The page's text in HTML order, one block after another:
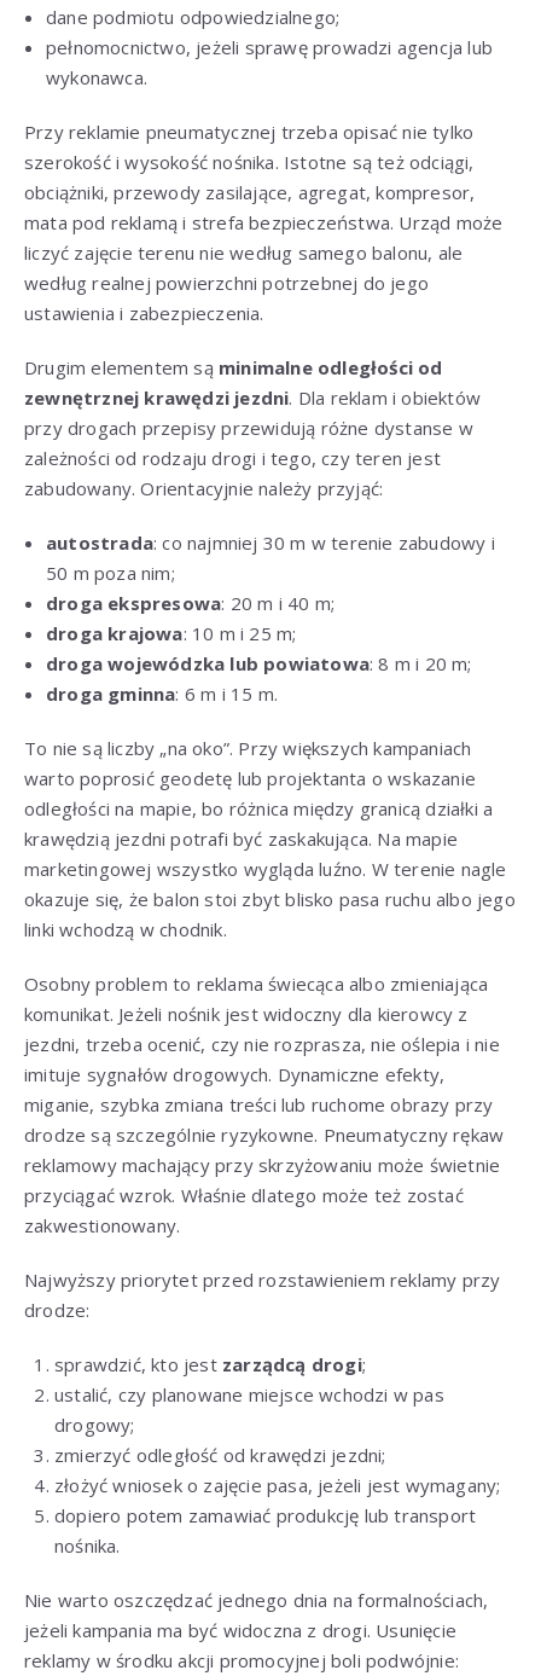
dane podmiotu odpowiedzialnego;
pełnomocnictwo, jeżeli sprawę prowadzi agencja lub
wykonawca.
Przy reklamie pneumatycznej trzeba opisać nie tylko
szerokość i wysokość nośnika. Istotne są też odciągi,
obciążniki, przewody zasilające, agregat, kompresor,
mata pod reklamą i strefa bezpieczeństwa. Urząd może
liczyć zajęcie terenu nie według samego balonu, ale
według realnej powierzchni potrzebnej do jego
ustawienia i zabezpieczenia.
Drugim elementem są minimalne odległości od
zewnętrznej krawędzi jezdni. Dla reklam i obiektów
przy drogach przepisy przewidują różne dystanse w
zależności od rodzaju drogi i tego, czy teren jest
zabudowany. Orientacyjnie należy przyjąć:
autostrada: co najmniej 30 m w terenie zabudowy i
50 m poza nim;
droga ekspresowa: 20 m i 40 m;
droga krajowa: 10 m i 25 m;
droga wojewódzka lub powiatowa: 8 m i 20 m;
droga gminna: 6 m i 15 m.
To nie są liczby „na oko”. Przy większych kampaniach
warto poprosić geodetę lub projektanta o wskazanie
odległości na mapie, bo różnica między granicą działki a
krawędzią jezdni potrafi być zaskakująca. Na mapie
marketingowej wszystko wygląda luźno. W terenie nagle
okazuje się, że balon stoi zbyt blisko pasa ruchu albo jego
linki wchodzą w chodnik.
Osobny problem to reklama świecąca albo zmieniająca
komunikat. Jeżeli nośnik jest widoczny dla kierowcy z
jezdni, trzeba ocenić, czy nie rozprasza, nie oślepia i nie
imituje sygnałów drogowych. Dynamiczne efekty,
miganie, szybka zmiana treści lub ruchome obrazy przy
drodze są szczególnie ryzykowne. Pneumatyczny rękaw
reklamowy machający przy skrzyżowaniu może świetnie
przyciągać wzrok. Właśnie dlatego może też zostać
zakwestionowany.
Najwyższy priorytet przed rozstawieniem reklamy przy
drodze:
sprawdzić, kto jest zarządcą drogi;
ustalić, czy planowane miejsce wchodzi w pas
drogowy;
zmierzyć odległość od krawędzi jezdni;
złożyć wniosek o zajęcie pasa, jeżeli jest wymagany;
dopiero potem zamawiać produkcję lub transport
nośnika.
Nie warto oszczędzać jednego dnia na formalnościach,
jeżeli kampania ma być widoczna z drogi. Usunięcie
reklamy w środku akcji promocyjnej boli podwójnie: